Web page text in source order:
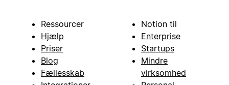
Ressourcer
Hjælp
Priser
Blog
Fællesskab
Notion til
Enterprise
Startups
Mindre
virksomhed